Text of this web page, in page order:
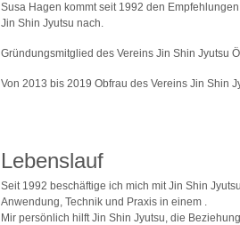
Susa Hagen kommt seit 1992 den
Jin Shin Jyutsu nach.
Gründungsmitglied des Vereins Jin Shin Jyutsu
Von 2013 bis 2019 Obfrau des Vereins Jin Shin
Lebenslauf
Seit 1992 beschäftige ich mich mit Jin Shin
Anwendung, Technik und Praxis in einem .
Mir persönlich hilft Jin Shin Jyutsu, die